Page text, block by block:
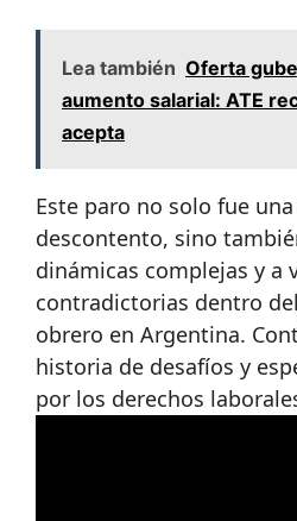
Lea también Oferta
aumento salarial: ATE
acepta
Este paro no solo fue
descontento, sino
dinámicas complejas y a
contradictorias dentro
obrero en Argentina.
historia de desafíos y
por los derechos